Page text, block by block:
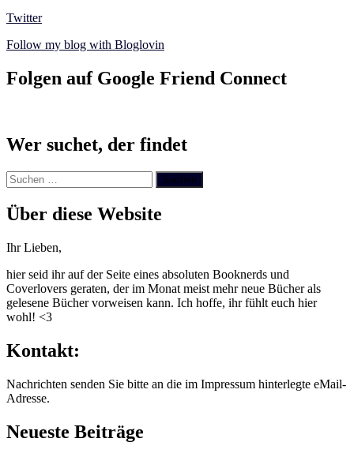
Twitter
Follow my blog with Bloglovin
Folgen auf Google Friend Connect
Wer suchet, der findet
Suchen
nach:
Über diese Website
Ihr Lieben,
hier seid ihr auf der Seite eines absoluten Booknerds und
Coverlovers geraten, der im Monat meist mehr neue Bücher als
gelesene Bücher vorweisen kann. Ich hoffe, ihr fühlt euch hier
wohl! <3
Kontakt:
Nachrichten senden Sie bitte an die im Impressum hinterlegte eMail-
Adresse.
Neueste Beiträge